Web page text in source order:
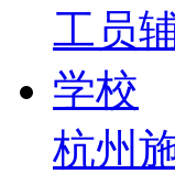
杭州